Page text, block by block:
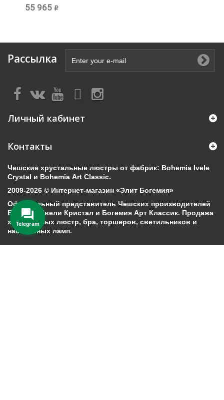
Хрустальная...
55 965 ₽
Рассылка
Личный кабинет
Контакты
Чешские хрустальные люстры от фабрик: Bohemia Ivele
Crystal и Bohemia Art Classic.
2009-2026 © Интернет-магазин «Элит Богемия»
Официальный представитель Чешских производителей
Богемия Ивели Кристал и Богемия Арт Классик. Продажа
хрустальных люстр, бра, торшеров, светильников и
настольных ламп.
Telegram